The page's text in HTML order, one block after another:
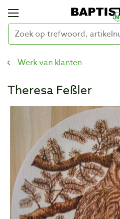
Werk van klanten
Theresa Feßler